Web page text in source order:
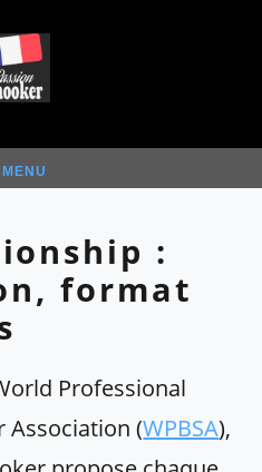
MENU
:
format
Professional
Association (WPBSA),